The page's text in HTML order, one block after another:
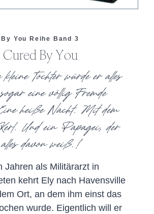
By You Reihe Band 3
Cured By You
Tochter würde er alles
eine völlig Fremde
heiße Nacht. Mit dem
Und ein Papagei, der
alles davon weiß.!
Jahren als Militärarzt in
kehrt Ely nach Havensville
Ort, an dem ihm einst das
wurde. Eigentlich will er